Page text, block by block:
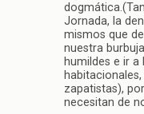
Jornada, la
mismos que
nuestra
humildes e ir a
zapatistas),
necesitan de